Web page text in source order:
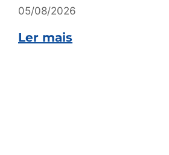
05/08/2026
Ler mais